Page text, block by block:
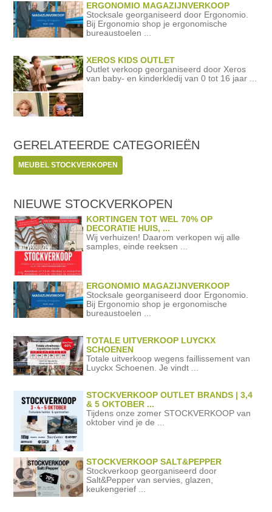
ERGONOMIO MAGAZIJNVERKOOP
Stocksale georganiseerd door Ergonomio.
Bij Ergonomio shop je ergonomische
bureaustoelen ...
XEROS KIDS OUTLET
Outlet verkoop georganiseerd door Xeros
van baby- en kinderkledij van 0 tot 16 jaar ...
GERELATEERDE CATEGORIEËN
MEUBEL STOCKVERKOPEN
NIEUWE STOCKVERKOPEN
KORTINGEN TOT WEL 70% OP
DECORATIE HUIS, ...
Wij verhuizen! Daarom verkopen wij alle
samples, einde reeksen ...
ERGONOMIO MAGAZIJNVERKOOP
Stocksale georganiseerd door Ergonomio.
Bij Ergonomio shop je ergonomische
bureaustoelen ...
TOTALE UITVERKOOP LUYCKX
SCHOENEN
Totale uitverkoop wegens faillissement van
Luyckx Schoenen. Je vindt ...
STOCKVERKOOP OUTLET BRANDS | 3,4
& 5 OKTOBER ...
Tijdens onze zomer STOCKVERKOOP van
oktober vind je de ...
STOCKVERKOOP SALT&PEPPER
Stockverkoop georganiseerd door
Salt&Pepper van servies, glazen,
keukengerief ...